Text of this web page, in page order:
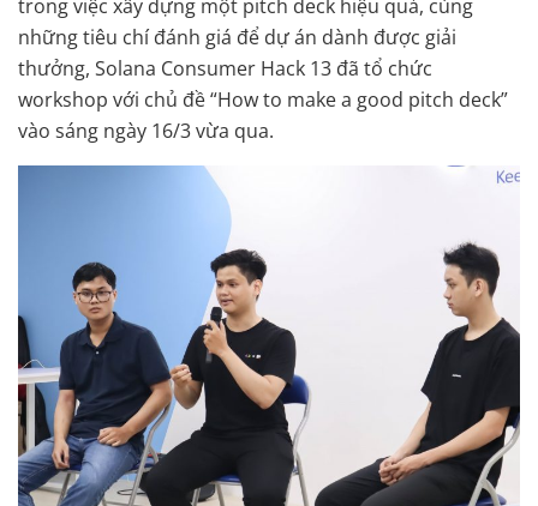
trong việc xây dựng một pitch deck hiệu quả, cùng
những tiêu chí đánh giá để dự án dành được giải
thưởng, Solana Consumer Hack 13 đã tổ chức
workshop với chủ đề “How to make a good pitch deck”
vào sáng ngày 16/3 vừa qua.